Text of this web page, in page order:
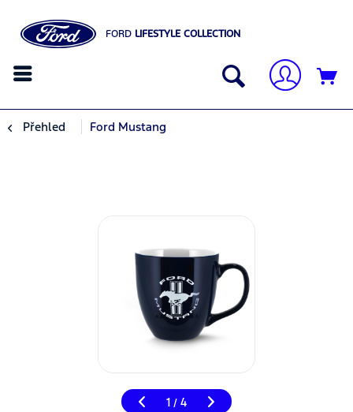
FORD LIFESTYLE COLLECTION
Přehled Ford Mustang
1 / 4